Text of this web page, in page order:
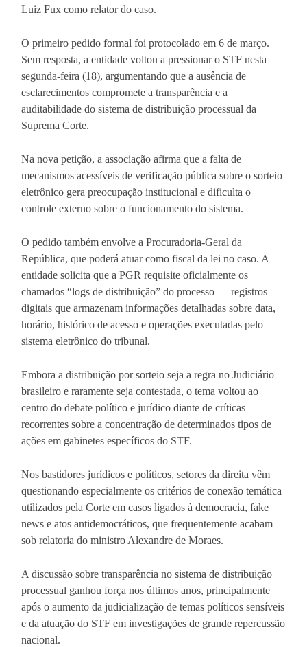
Luiz Fux como relator do caso.
O primeiro pedido formal foi protocolado em 6 de março.
Sem resposta, a entidade voltou a pressionar o STF nesta
segunda-feira (18), argumentando que a ausência de
esclarecimentos compromete a transparência e a
auditabilidade do sistema de distribuição processual da
Suprema Corte.
Na nova petição, a associação afirma que a falta de
mecanismos acessíveis de verificação pública sobre o sorteio
eletrônico gera preocupação institucional e dificulta o
controle externo sobre o funcionamento do sistema.
O pedido também envolve a Procuradoria-Geral da
República, que poderá atuar como fiscal da lei no caso. A
entidade solicita que a PGR requisite oficialmente os
chamados “logs de distribuição” do processo — registros
digitais que armazenam informações detalhadas sobre data,
horário, histórico de acesso e operações executadas pelo
sistema eletrônico do tribunal.
Embora a distribuição por sorteio seja a regra no Judiciário
brasileiro e raramente seja contestada, o tema voltou ao
centro do debate político e jurídico diante de críticas
recorrentes sobre a concentração de determinados tipos de
ações em gabinetes específicos do STF.
Nos bastidores jurídicos e políticos, setores da direita vêm
questionando especialmente os critérios de conexão temática
utilizados pela Corte em casos ligados à democracia, fake
news e atos antidemocráticos, que frequentemente acabam
sob relatoria do ministro Alexandre de Moraes.
A discussão sobre transparência no sistema de distribuição
processual ganhou força nos últimos anos, principalmente
após o aumento da judicialização de temas políticos sensíveis
e da atuação do STF em investigações de grande repercussão
nacional.